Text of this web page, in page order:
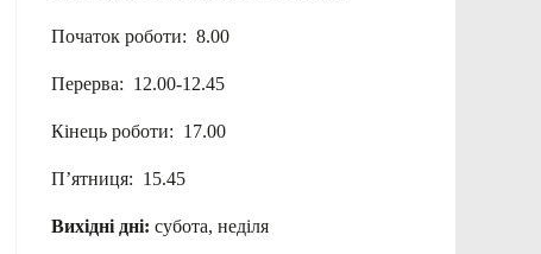
Початок роботи: 8.00
Перерва: 12.00-12.45
Кінець роботи: 17.00
П’ятниця: 15.45
Вихідні дні: субота, неділя